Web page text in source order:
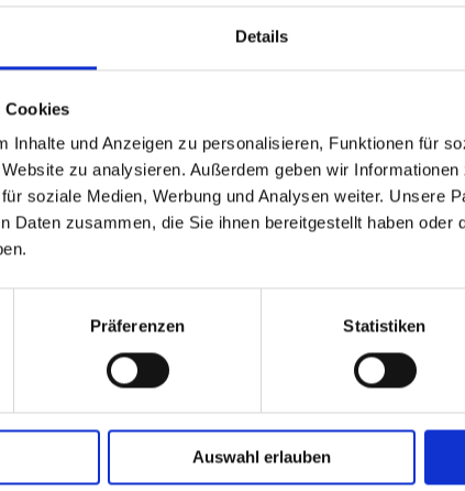
Details
Cookies
Inhalte und Anzeigen zu personalisieren, Funktionen für
zu analysieren. Außerdem geben wir
soziale Medien, Werbung und Analysen weiter. Unsere
Daten zusammen, die Sie ihnen bereitgestellt haben oder
Präferenzen Statistiken
Auswahl erlauben
die Schale ist separat (Art. Nr. 30-0130)
Produktsicherheitsverordnung: packpack.de GmbH, Am
sein